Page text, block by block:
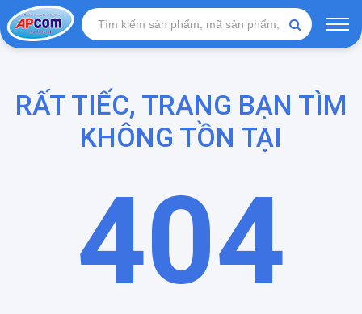
RẤT TIẾC, TRANG BẠN TÌM
KHÔNG TỒN TẠI
404